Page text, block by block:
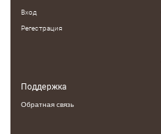
Вход
Регестрация
Поддержка
Обратная связь